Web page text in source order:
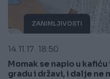
ZANIMLJIVOSTI
14.11.17. 18:50
Momak se napio u
gradu i državi, i dalje ne